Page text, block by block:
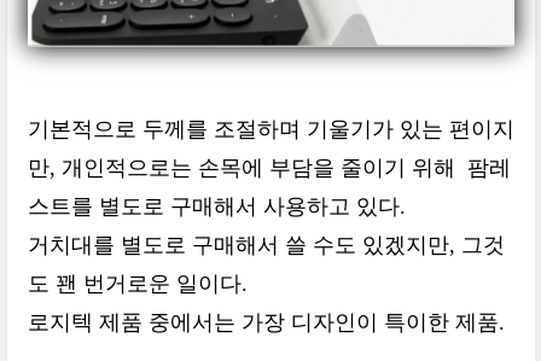
기본적으로 두께를 조절하며 기울기가 있는 편이지
만, 개인적으로는 손목에 부담을 줄이기 위해 팜레
스트를 별도로 구매해서 사용하고 있다.
거치대를 별도로 구매해서 쓸 수도 있겠지만, 그것
도 꽨 번거로운 일이다.
로지텍 제품 중에서는 가장 디자인이 특이한 제품.